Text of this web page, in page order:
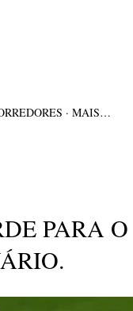
MAIS…
PARA